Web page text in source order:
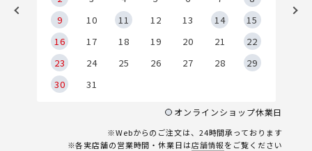
9
10 11 12 13 14
15
16
17 18 19 20 21
22
23
24 25 26 27 28
29
30
31
オンラインショップ休業日
※Webからのご注文は、24時間承っております
※各実店舗の営業時間・休業日は店舗情報をご覧ください